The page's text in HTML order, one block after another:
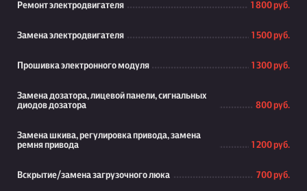
Ремонт электродвигателя 1 800 руб.
Замена электродвигателя 1 500 руб.
Прошивка электронного модуля 1 300 руб.
Замена дозатора, лицевой панели, сигнальных
диодов дозатора
800 руб.
Замена шкива, регулировка привода, замена
ремня привода
1 200 руб.
Вскрытие/замена загрузочного люка 700 руб.